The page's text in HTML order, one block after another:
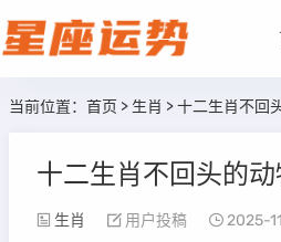
当前位置： 首页 > 生肖 > 十二生肖不回
十二生肖不回头的动
生肖 用户投稿 2025-